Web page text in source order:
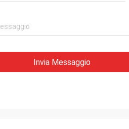
Invia Messaggio